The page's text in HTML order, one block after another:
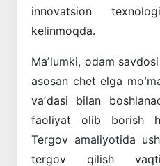
innovatsion
kelinmoqda.
Maʼlumki, odam
asosan chet elga
vaʼdasi bilan
faoliyat olib borish
Tergov amaliyotida
tergov qilish